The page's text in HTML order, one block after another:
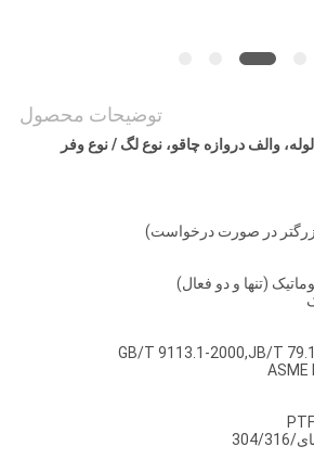
توضیحات محصول
والف دروازه چاقو، نوع لگ / نوع وفر
(تنها و دو فعال)
GB/T 9113.1-2000,JB/T
ASME
316